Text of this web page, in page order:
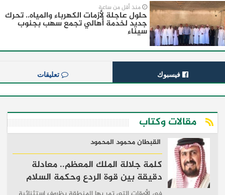
منذ أقل من ساعة
حلول عاجلة لأزمات الكهرباء والمياه.. تحرك
جديد لخدمة أهالي تجمع سهب بجنوب
سيناء
فيسبوك تعليقات
مقالات وكتاب
القبطان محمود المحمود
كلمة جلالة الملك المعظم.. معادلة
دقيقة بين قوة الردع وحكمة السلام